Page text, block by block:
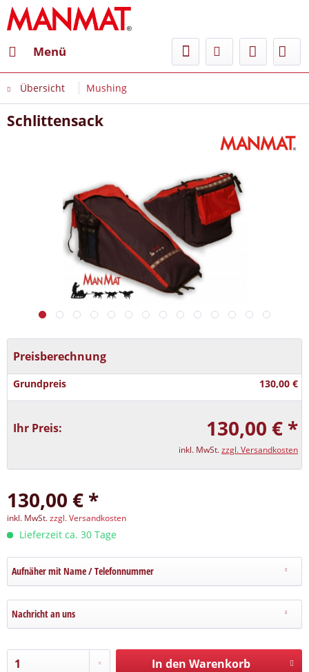
Menü
Übersicht Mushing
Schlittensack
Preisberechnung
Grundpreis 130,00 €
Ihr Preis: 130,00 € *
inkl. MwSt.zzgl. Versandkosten
130,00 € *
inkl. MwSt.zzgl. Versandkosten
Lieferzeit ca. 30 Tage
Aufnäher mit Name / Telefonnummer
Nachricht an uns
In den Warenkorb